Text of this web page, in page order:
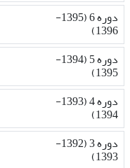
دوره 6 (1395-
1396)
دوره 5 (1394-
1395)
دوره 4 (1393-
1394)
دوره 3 (1392-
1393)